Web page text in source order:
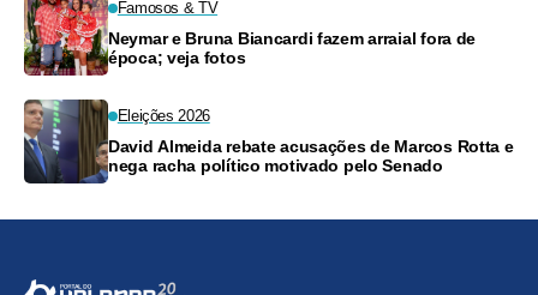
Famosos & TV
Neymar e Bruna Biancardi fazem arraial fora de
época; veja fotos
Eleições 2026
David Almeida rebate acusações de Marcos Rotta e
nega racha político motivado pelo Senado